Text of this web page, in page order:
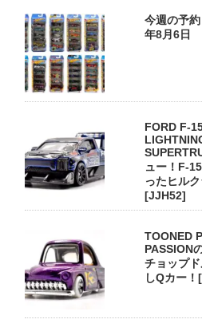
今週の予
年8月6日
FORD F-
ュー！F-
ったヒル
[JJH52]
TOONED
PASSION
チョップ
しQカー